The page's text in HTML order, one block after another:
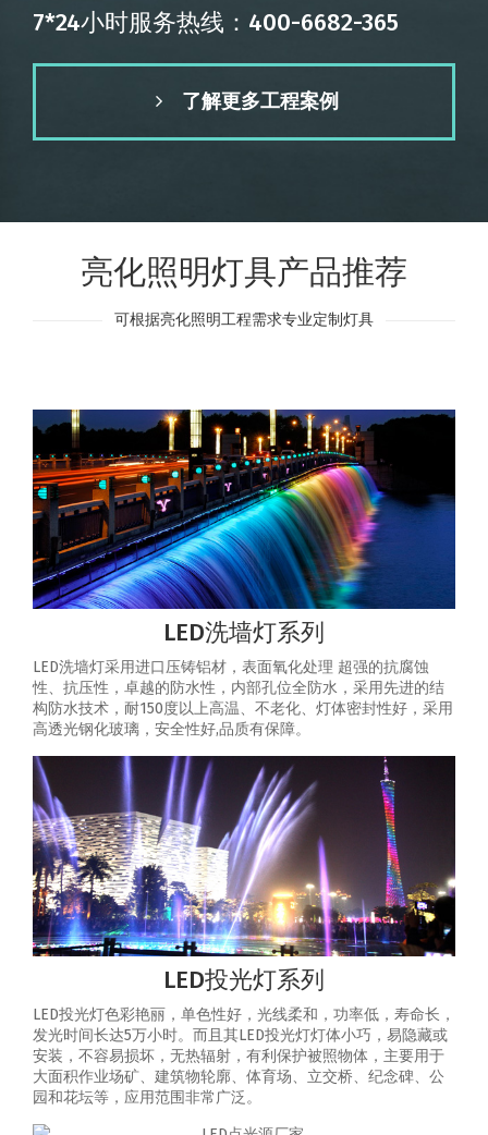
7*24小时服务热线：400-6682-365
了解更多工程案例
亮化照明灯具产品推荐
可根据亮化照明工程需求专业定制灯具
LED洗墙灯系列
LED洗墙灯采用进口压铸铝材，表面氧化处理 超强的抗腐蚀
性、抗压性，卓越的防水性，内部孔位全防水，采用先进的结
构防水技术，耐150度以上高温、不老化、灯体密封性好，采用
高透光钢化玻璃，安全性好,品质有保障。
LED投光灯系列
LED投光灯色彩艳丽，单色性好，光线柔和，功率低，寿命长，
发光时间长达5万小时。而且其LED投光灯灯体小巧，易隐藏或
安装，不容易损坏，无热辐射，有利保护被照物体，主要用于
大面积作业场矿、建筑物轮廓、体育场、立交桥、纪念碑、公
园和花坛等，应用范围非常广泛。